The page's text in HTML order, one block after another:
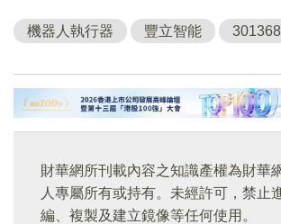
機器人執行器 豐立智能
財華網所刊載內容之知識產權為財華
人專屬所有或持有。未經許可，禁止
編、複製及建立鏡像等任何使用。